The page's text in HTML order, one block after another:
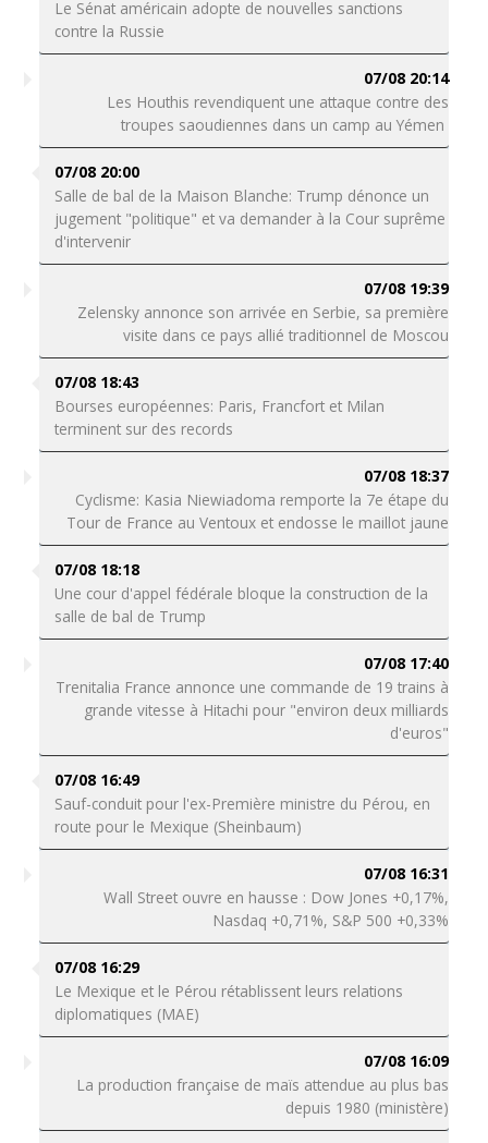
Le Sénat américain adopte de nouvelles sanctions
contre la Russie
07/08 20:14
Les Houthis revendiquent une attaque contre des
troupes saoudiennes dans un camp au Yémen
07/08 20:00
Salle de bal de la Maison Blanche: Trump dénonce un
jugement "politique" et va demander à la Cour suprême
d'intervenir
07/08 19:39
Zelensky annonce son arrivée en Serbie, sa première
visite dans ce pays allié traditionnel de Moscou
07/08 18:43
Bourses européennes: Paris, Francfort et Milan
terminent sur des records
07/08 18:37
Cyclisme: Kasia Niewiadoma remporte la 7e étape du
Tour de France au Ventoux et endosse le maillot jaune
07/08 18:18
Une cour d'appel fédérale bloque la construction de la
salle de bal de Trump
07/08 17:40
Trenitalia France annonce une commande de 19 trains à
grande vitesse à Hitachi pour "environ deux milliards
d'euros"
07/08 16:49
Sauf-conduit pour l'ex-Première ministre du Pérou, en
route pour le Mexique (Sheinbaum)
07/08 16:31
Wall Street ouvre en hausse : Dow Jones +0,17%,
Nasdaq +0,71%, S&P 500 +0,33%
07/08 16:29
Le Mexique et le Pérou rétablissent leurs relations
diplomatiques (MAE)
07/08 16:09
La production française de maïs attendue au plus bas
depuis 1980 (ministère)